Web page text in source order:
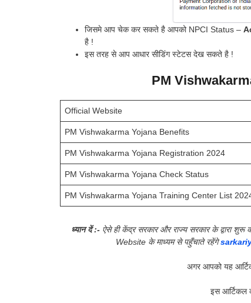
जिसमे आप चेक कर सकते है आपको NPCI Status –
है !
इस तरह से आप आधार सीडिंग स्टेटस देख सकते है !
PM
Official Website
PM Vishwakarma Yojana Benefits
PM Vishwakarma Yojana Registration 2024
PM Vishwakarma Yojana Check Status
PM Vishwakarma Yojana Training Center List
ध्यान दें :-ऐसे ही केंद्र सरकार और राज्य सरकार के द्वारा शुरू
Website के माध्यम से पहुँचाते रहेंगे
अगर आपको यह
इस आर्टिकल